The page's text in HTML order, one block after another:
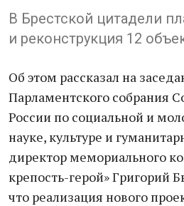
В Брестской цитадели
и реконструкция 12
Об этом рассказал на
Парламентского собрания
России по социальной и
науке, культуре и
директор мемориального
крепость-герой» Григорий
что реализация нового